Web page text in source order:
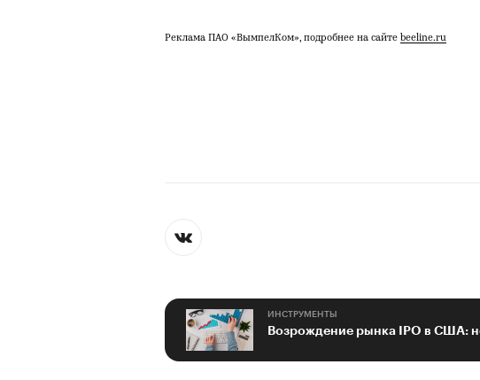
Реклама ПАО «ВымпелКом», подробнее на сайте beeline.ru
ИНСТРУМЕНТЫ